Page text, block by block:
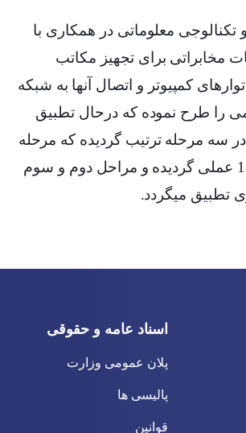
تکنالوجی معلوماتی در همکاری با
مخابراتی برای تجهیز مکاتب
کمپیوتر و اتصال آنها به شبکه
را طرح نموده که درحال تطبیق
در سه مرحله ترتیب گردیده که مرحله
اولی درسال 1397 عملی گردیده و مراحل دوم و سوم
تطبیق میگردد.
اسناد عامه و حقوقی
پلان عمومی وزارت
پالیسی ها
قوانین